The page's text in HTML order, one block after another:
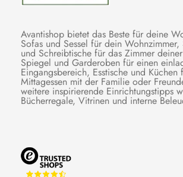
Avantishop bietet das Beste für deine
Sofas und Sessel für dein Wohnzimmer,
und Schreibtische für das Zimmer
Spiegel und Garderoben für einen
Eingangsbereich, Esstische und Küchen
Mittagessen mit der Familie oder
weitere inspirierende Einrichtungstipps
Bücherregale, Vitrinen und interne